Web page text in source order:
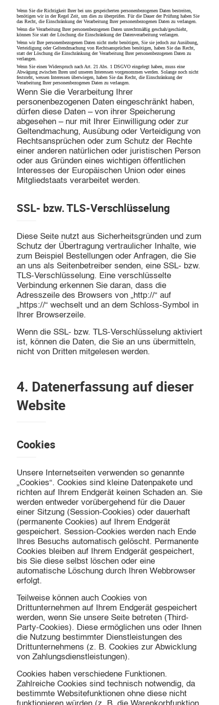
Wenn Sie die Richtigkeit Ihrer bei uns gespeicherten personenbezogenen Daten bestreiten,
benötigen wir in der Regel Zeit, um dies zu überprüfen. Für die Dauer der Prüfung haben Sie
das Recht, die Einschränkung der Verarbeitung Ihrer personenbezogenen Daten zu verlangen.
Wenn die Verarbeitung Ihrer personenbezogenen Daten unrechtmäßig geschah/geschieht,
können Sie statt der Löschung die Einschränkung der Datenverarbeitung verlangen.
Wenn wir Ihre personenbezogenen Daten nicht mehr benötigen, Sie sie jedoch zur Ausübung,
Verteidigung oder Geltendmachung von Rechtsansprüchen benötigen, haben Sie das Recht,
statt der Löschung die Einschränkung der Verarbeitung Ihrer personenbezogenen Daten zu
verlangen.
Wenn Sie einen Widerspruch nach Art. 21 Abs. 1 DSGVO eingelegt haben, muss eine
Abwägung zwischen Ihren und unseren Interessen vorgenommen werden. Solange noch nicht
feststeht, wessen Interessen überwiegen, haben Sie das Recht, die Einschränkung der
Verarbeitung Ihrer personenbezogenen Daten zu verlangen.
Wenn Sie die Verarbeitung Ihrer
personenbezogenen Daten eingeschränkt haben,
dürfen diese Daten – von ihrer Speicherung
abgesehen – nur mit Ihrer Einwilligung oder zur
Geltendmachung, Ausübung oder Verteidigung von
Rechtsansprüchen oder zum Schutz der Rechte
einer anderen natürlichen oder juristischen Person
oder aus Gründen eines wichtigen öffentlichen
Interesses der Europäischen Union oder eines
Mitgliedstaats verarbeitet werden.
SSL- bzw. TLS-Verschlüsselung
Diese Seite nutzt aus Sicherheitsgründen und zum
Schutz der Übertragung vertraulicher Inhalte, wie
zum Beispiel Bestellungen oder Anfragen, die Sie
an uns als Seitenbetreiber senden, eine SSL- bzw.
TLS-Verschlüsselung. Eine verschlüsselte
Verbindung erkennen Sie daran, dass die
Adresszeile des Browsers von „http://“ auf
„https://“ wechselt und an dem Schloss-Symbol in
Ihrer Browserzeile.
Wenn die SSL- bzw. TLS-Verschlüsselung aktiviert
ist, können die Daten, die Sie an uns übermitteln,
nicht von Dritten mitgelesen werden.
4. Datenerfassung auf dieser
Website
Cookies
Unsere Internetseiten verwenden so genannte
„Cookies“. Cookies sind kleine Datenpakete und
richten auf Ihrem Endgerät keinen Schaden an. Sie
werden entweder vorübergehend für die Dauer
einer Sitzung (Session-Cookies) oder dauerhaft
(permanente Cookies) auf Ihrem Endgerät
gespeichert. Session-Cookies werden nach Ende
Ihres Besuchs automatisch gelöscht. Permanente
Cookies bleiben auf Ihrem Endgerät gespeichert,
bis Sie diese selbst löschen oder eine
automatische Löschung durch Ihren Webbrowser
erfolgt.
Teilweise können auch Cookies von
Drittunternehmen auf Ihrem Endgerät gespeichert
werden, wenn Sie unsere Seite betreten (Third-
Party-Cookies). Diese ermöglichen uns oder Ihnen
die Nutzung bestimmter Dienstleistungen des
Drittunternehmens (z. B. Cookies zur Abwicklung
von Zahlungsdienstleistungen).
Cookies haben verschiedene Funktionen.
Zahlreiche Cookies sind technisch notwendig, da
bestimmte Websitefunktionen ohne diese nicht